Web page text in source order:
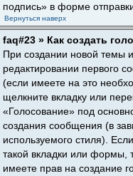
подпись» в форме
Вернуться наверх
faq#23 » Как создать
При создании новой темы
редактировании первого
(если имеете на это
щелкните вкладку или
«Голосование» под
создания сообщения (в
используемого стиля).
такой вкладки или формы,
имеете прав на создание